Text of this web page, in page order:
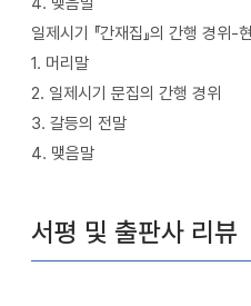
일제시기 『간재집』의 간행 경위
1. 머리말
2. 일제시기 문집의 간행 경위
3. 갈등의 전말
4. 맺음말
서평 및 출판사 리뷰